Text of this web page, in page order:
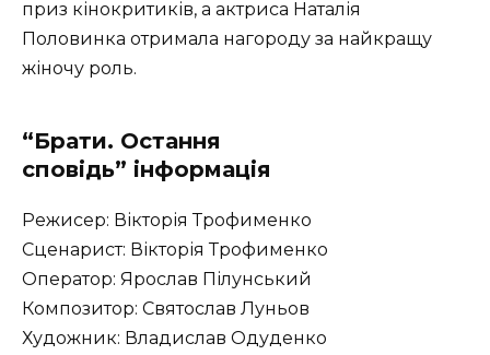
приз кінокритиків, а актриса Наталія
Половинка отримала нагороду за найкращу
жіночу роль.
“Брати. Остання
сповідь” інформація
Режисер: Вікторія Трофименко
Сценарист: Вікторія Трофименко
Оператор: Ярослав Пілунський
Композитор: Святослав Луньов
Художник: Владислав Одуденко